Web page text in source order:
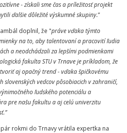
- získali sme čas a príležitosť projekt
ďalšie dôležité výskumné skupiny.”
doplnil, že "práve vďaka týmto
na to, aby talentovaní a pracovití ľudia
a neodchádzali za lepšími podmienkami
fakulta STU v Trnave je príkladom, že
aj opačný trend - vďaka špičkovému
vedcov pôsobiacich v zahraničí,
ľudského potenciálu a
pre našu fakultu a aj celú univerzitu
rokmi do Trnavy vrátila expertka na